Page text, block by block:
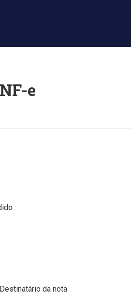
e
da nota